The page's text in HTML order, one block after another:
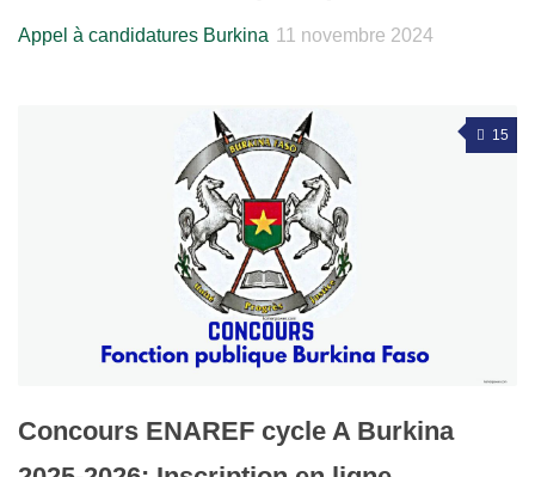
Appel à candidatures Burkina 11 novembre 2024
15
Concours ENAREF cycle A Burkina